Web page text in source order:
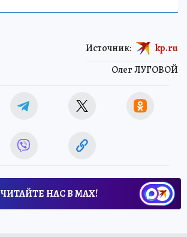
Олег ЛУГОВОЙ
Источник: kp.ru
ЧИТАЙТЕ НАС В МАХ!